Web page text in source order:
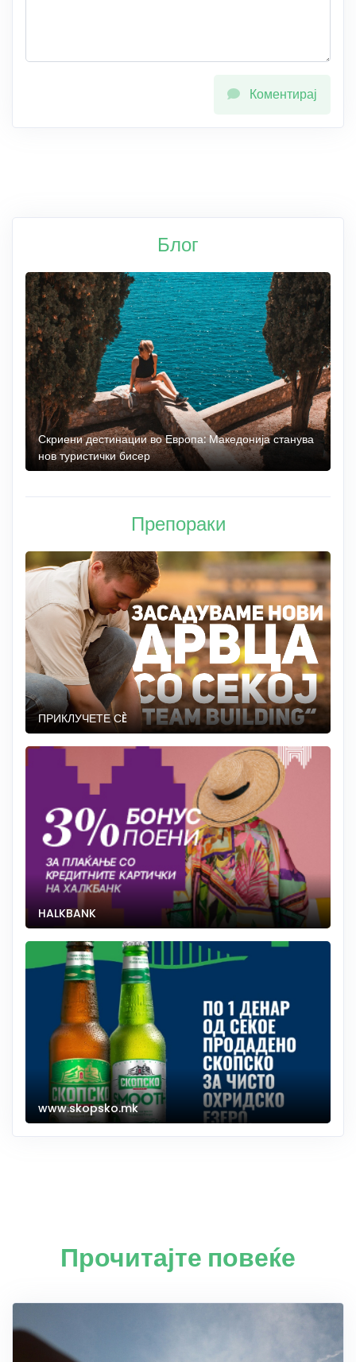
Коментирај
Блог
Скриени дестинации во Европа: Македонија станува
нов туристички бисер
Препораки
ПРИКЛУЧЕТЕ СÈ
HALKBANK
www.skopsko.mk
Прочитајте повеќе